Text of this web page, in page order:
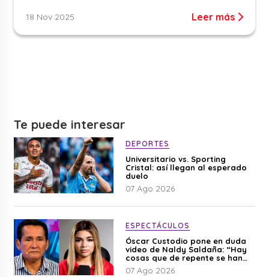
18 Nov 2025 Leer más
Te puede interesar
DEPORTES
Universitario vs. Sporting
Cristal: así llegan al esperado
duelo
07 Ago 2026
ESPECTÁCULOS
Óscar Custodio pone en duda
video de Naldy Saldaña: “Hay
cosas que de repente se han
editado”
07 Ago 2026